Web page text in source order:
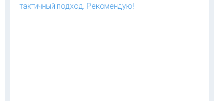
тактичный подход. Рекомендую!